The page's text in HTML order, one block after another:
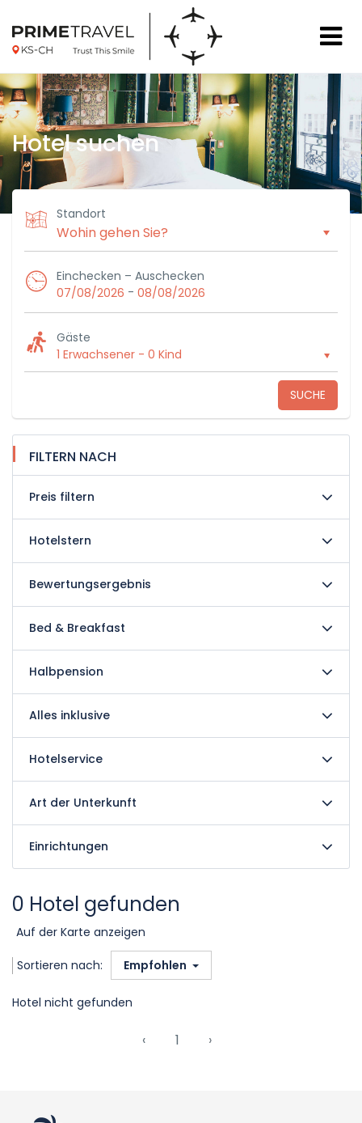
Hotel suchen
Standort
Einchecken – Auschecken
07/08/2026 - 08/08/2026
Gäste
1 Erwachsener - 0 Kind
SUCHE
FILTERN NACH
Preis filtern
Hotelstern
Bewertungsergebnis
Bed & Breakfast
Halbpension
Alles inklusive
Hotelservice
Art der Unterkunft
Einrichtungen
0 Hotel gefunden
Auf der Karte anzeigen
Sortieren nach: Empfohlen
Hotel nicht gefunden
‹ 1 ›